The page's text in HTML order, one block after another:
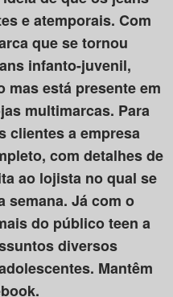
e atemporais. Com
que se tornou
infanto-juvenil,
mas está presente em
multimarcas. Para
clientes a empresa
com detalhes de
ao lojista no qual se
semana. Já com o
do público teen a
diversos
Mantêm